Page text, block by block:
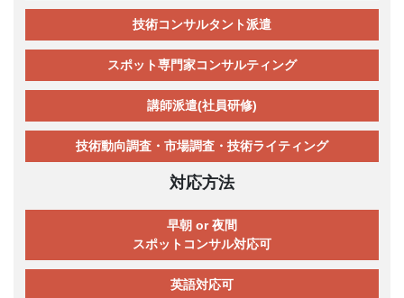
技術コンサルタント派遣
スポット専門家コンサルティング
講師派遣(社員研修)
技術動向調査・市場調査・技術ライティング
対応方法
早朝 or 夜間
スポットコンサル対応可
英語対応可